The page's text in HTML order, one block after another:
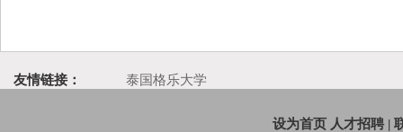
友情链接： 泰国格乐大学
设为首页 人才招聘 |